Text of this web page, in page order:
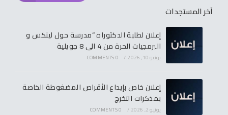
آخر المستجدات
إعلان لطلبة الدكتوراه “مدرسة حول لينكس و
البرمجيات الحرة من 4 الى 8 جويلية
يونيو 10, 2026 /
0 COMMENTS
إعلان خاص بإيداع الأقراص المضغوطة الخاصة
بمذكرات التخرج
يونيو 2, 2026 /
0 COMMENTS